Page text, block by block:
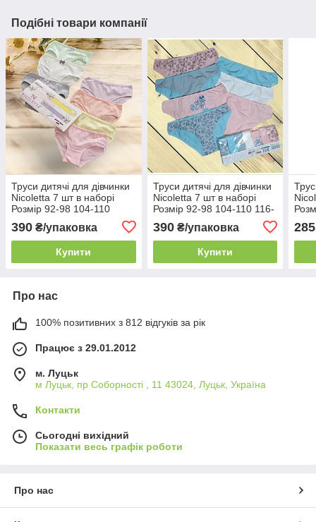
Подібні товари компанії
Труси дитячі для дівчинки
Nicoletta 7 шт в наборі
Розмір 92-98 104-110
390 ₴/упаковка
Купити
Труси дитячі для дівчинки
Nicoletta 7 шт в наборі
Розмір 92-98 104-110 116-
390₴/упаковка
Купити
285
Про нас
100% позитивних з 812 відгуків за рік
Працює з 29.01.2012
м. Луцьк
м Луцьк, пр Соборності , 11 43024, Луцьк, Україна
Контакти
Сьогодні вихідний
Показати весь графік роботи
Про нас